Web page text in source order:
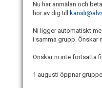
Nu har anmälan och
hör av dig till
Ni ligger automatiskt
i samma grupp. Önskar
Önskar ni inte fortsätta
1 augusti öppnar